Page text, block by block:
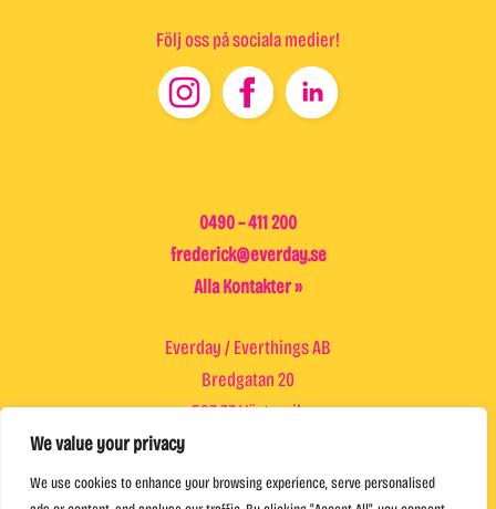
We value your privacy
We use cookies to enhance your browsing experience, serve personalised
Följ oss på sociala medier!
Footer
0490 – 411 200
frederick@everday.se
Alla Kontakter »
Everday / Everthings AB
Bredgatan 20
593 33 Västervik
Trädgårdsgatan 5